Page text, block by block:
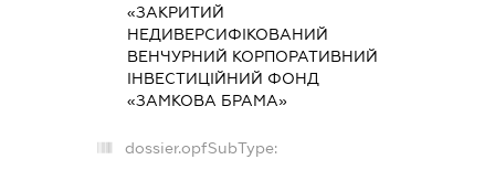
«ЗАКРИТИЙ
НЕДИВЕРСИФІКОВАНИЙ
ВЕНЧУРНИЙ КОРПОРАТИВНИЙ
ІНВЕСТИЦІЙНИЙ ФОНД
«ЗАМКОВА БРАМА»
dossier.opfSubType: